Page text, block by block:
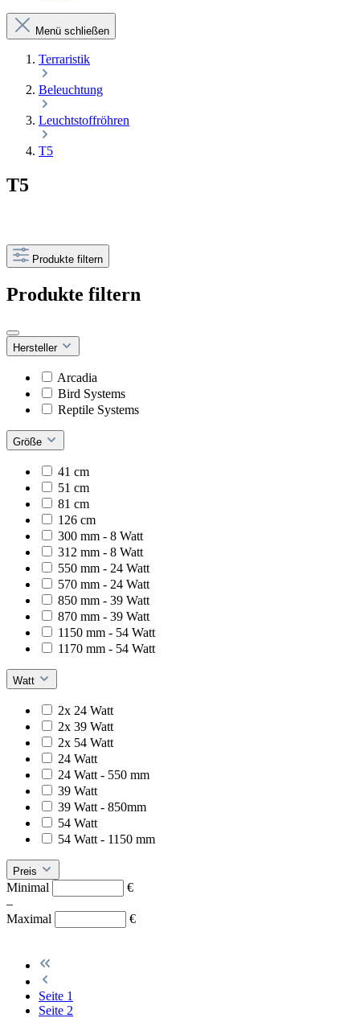
Menü schließen
Terraristik
Beleuchtung
Leuchtstoffröhren
T5
T5
Produkte filtern
Produkte filtern
Hersteller
Arcadia
Bird Systems
Reptile Systems
Größe
41 cm
51 cm
81 cm
126 cm
300 mm - 8 Watt
312 mm - 8 Watt
550 mm - 24 Watt
570 mm - 24 Watt
850 mm - 39 Watt
870 mm - 39 Watt
1150 mm - 54 Watt
1170 mm - 54 Watt
Watt
2x 24 Watt
2x 39 Watt
2x 54 Watt
24 Watt
24 Watt - 550 mm
39 Watt
39 Watt - 850mm
54 Watt
54 Watt - 1150 mm
Preis
Minimal
€
–
Maximal
€
Seite 1
Seite 2